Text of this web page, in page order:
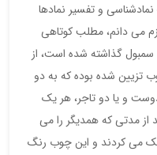
و تفسیر نمادها
می دانم، مطلب کوتاهی
سمبول گذاشته شده است، از
تزیین شده بوده که به دو
و یا دو تاجر، هر یک
از مدتی که همدیگر را می
می کردند و این چوب رنگ